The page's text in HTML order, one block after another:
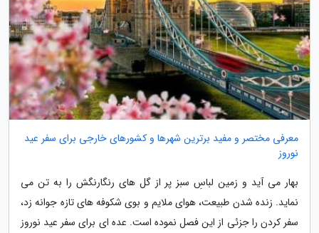
معرفی مختصر و مفید برترین شهرها و کشورهای خارجی برای سفر عید
نوروز
بهار می آید و زمین لباسِ سبز پر از گل های رنگارنگش را به تن می
نماید. زنده شدن طبیعت، هوای ملایم و بوی شکوفه های تازه جوانه زد،
سفر کردن را جزئی از این فصل نموده است. عده ای برای سفر عید نوروز